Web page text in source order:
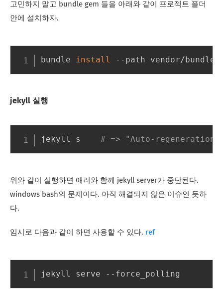
고민하지 말고 bundle gem 들을 아래와 같이 프로젝트 폴더
안에 설치하자.
bundle install
jekyll 실행
# => "Auto-regeneration
위와 같이 실행하면 애러와 함께 jekyll server가 중단된다.
windows bash의 문제이다. 아직 해결되지 않은 이슈인 듯하
다.
임시로 다음과 같이 하면 사용할 수 있다. ref